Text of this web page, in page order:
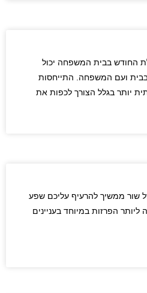
החודש בבית המשפחה יכול
ועם המשפחה. התייחסות
יותר בגלל הצורך לכפות את
שור ממשיך להרעיף עליכם שפע
הפרזות במיוחד בעניינים